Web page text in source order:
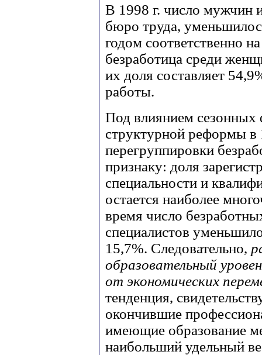
В 1998 г. число мужчин
бюро труда,
годом соответственно
безработица среди
их доля составляет
работы.
Под влиянием сезонных
структурной реформы в
перегруппировки
признаку: доля
специальности и
остается наиболее
время число
специалистов
15,7%. Следовательно,
образовательный
от экономических
тенденция,
окончившие
имеющие образование
наибольший удельный